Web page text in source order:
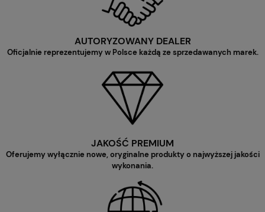
AUTORYZOWANY DEALER
Oficjalnie reprezentujemy w Polsce każdą ze sprzedawanych marek.
JAKOŚĆ PREMIUM
Oferujemy wyłącznie nowe, oryginalne produkty o najwyższej jakości
wykonania.